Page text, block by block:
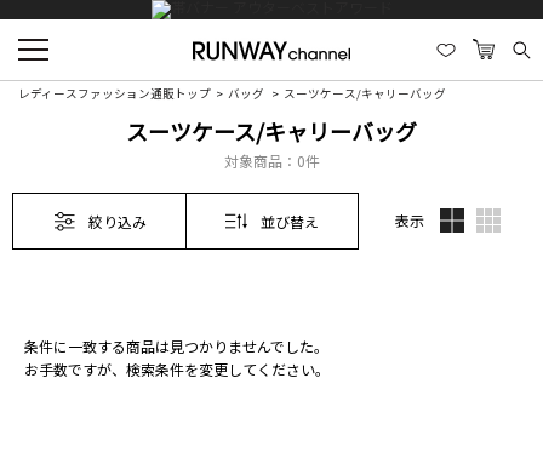
レディースファッション通販トップ バッグ スーツケース/キャリーバッグ
スーツケース/キャリーバッグ
対象商品： 0件
絞り込み 並び替え 表示
条件に一致する商品は見つかりませんでした。
お手数ですが、検索条件を変更してください。